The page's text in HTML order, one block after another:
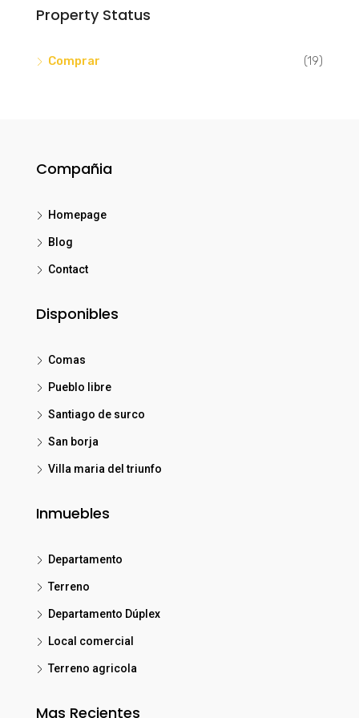
Property Status
Comprar (19)
Compañia
Homepage
Blog
Contact
Disponibles
Comas
Pueblo libre
Santiago de surco
San borja
Villa maria del triunfo
Inmuebles
Departamento
Terreno
Departamento Dúplex
Local comercial
Terreno agricola
Mas Recientes